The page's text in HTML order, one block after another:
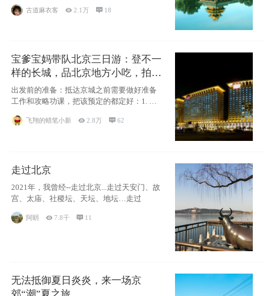
古道麻衣客 2.1万  18
宝爹宝妈带队北京三日游：登不一
样的长城，品北京地方小吃，拍盘
古七星夜景！
出发前的准备：抵达京城之前需要做好准备
工作和攻略功课，把该预定的都定好：1. 酒
飞翔的蜡笔小新 2.8万 62
走过北京
2021年，我曾经--走过北京...走过天安门、故
宫、太庙、社稷坛、天坛、地坛…走过
阿眀 7.8千  11
无法抵御夏日炎炎，来一场京